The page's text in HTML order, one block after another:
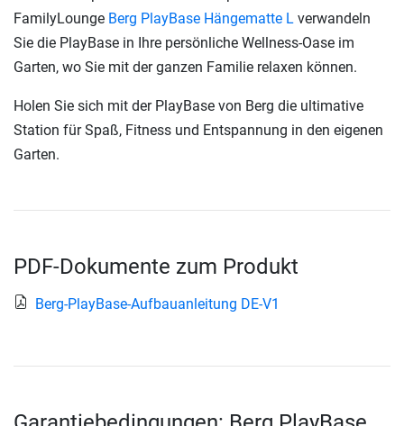
FamilyLounge Berg PlayBase Hängematte L verwandeln
Sie die PlayBase in Ihre persönliche Wellness-Oase im
Garten, wo Sie mit der ganzen Familie relaxen können.
Holen Sie sich mit der PlayBase von Berg die ultimative
Station für Spaß, Fitness und Entspannung in den eigenen
Garten.
PDF-Dokumente zum Produkt
Berg-PlayBase-Aufbauanleitung DE-V1